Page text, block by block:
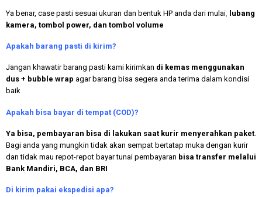
Ya benar, case pasti sesuai ukuran dan bentuk HP anda dari mulai
lubang
kamera, tombol power, dan tombol volume
Apakah barang pasti di kirim?
Jangan khawatir barang pasti kami kirimkan di kemas menggunakan
dus + bubble wrap agar barang bisa segera anda terima dalam kondisi
baik
Apakah bisa bayar di tempat (COD)?
Ya bisa, pembayaran bisa di lakukan saat kurir menyerahkan paket
Bagi anda yang mungkin tidak akan sempat bertatap muka dengan kurir
dan tidak mau repot-repot bayar tunai pembayaran bisa transfer melalui
Bank Mandiri, BCA, dan BRI
Di kirim pakai ekspedisi apa?